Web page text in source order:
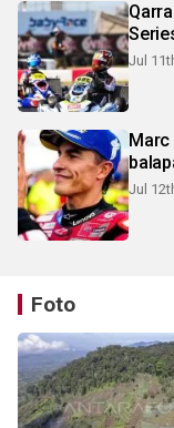
Jul
Marc
Jul
Foto